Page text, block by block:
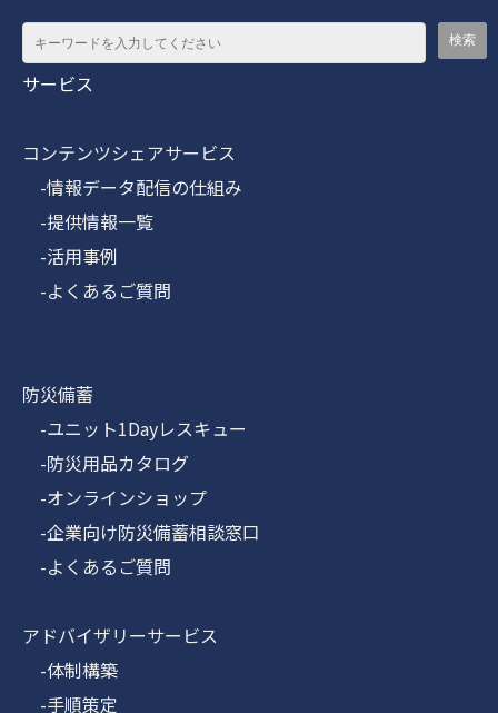
サービス
コンテンツシェアサービス
-情報データ配信の仕組み
-提供情報一覧
-活用事例
-よくあるご質問
防災備蓄
-ユニット1Dayレスキュー
-防災用品カタログ
-オンラインショップ
-企業向け防災備蓄相談窓口
-よくあるご質問
アドバイザリーサービス
-体制構築
-手順策定